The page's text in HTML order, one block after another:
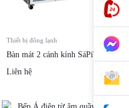
Thiết bị đông lạnh
Bàn mát 2 cánh kính SáPiTo
Liên hệ